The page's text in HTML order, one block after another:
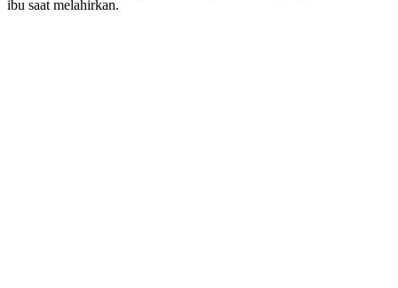
ibu saat melahirkan.